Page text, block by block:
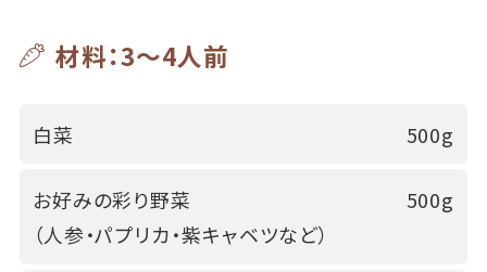
材料：3～4人前
白菜 500g
お好みの彩り野菜
（人参・パプリカ・紫キャベツなど）
500g